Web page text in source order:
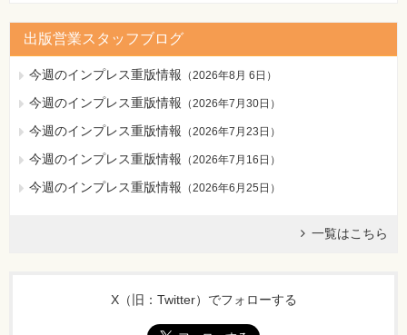
出版営業スタッフブログ
今週のインプレス重版情報 （2026年8月 6日 ）
今週のインプレス重版情報 （2026年7月30日 ）
今週のインプレス重版情報 （2026年7月23日 ）
今週のインプレス重版情報 （2026年7月16日 ）
今週のインプレス重版情報 （2026年6月25日 ）
一覧はこちら
X（旧：Twitter）でフォローする